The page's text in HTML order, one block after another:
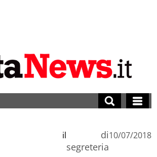
di
segreteria
il 10/07/2018